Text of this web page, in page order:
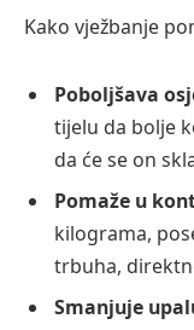
Kako vježbanje
Poboljšava
tijelu da bolje
da će se on
Pomaže u
kilograma,
trbuha,
Smanjuje